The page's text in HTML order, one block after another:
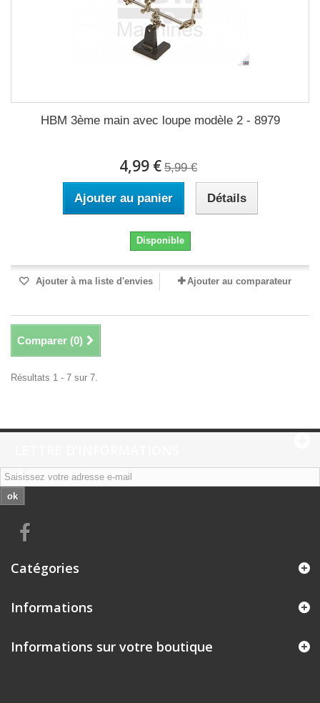
HBM 3ème main avec loupe modèle 2 - 8979
4,99 € 5,99 €
Ajouter au panier Détails
Disponible
Ajouter à ma liste d'envies Ajouter au comparateur
Comparer (0)
Résultats 1 - 7 sur 7.
ok
Catégories
Informations
Informations sur votre boutique